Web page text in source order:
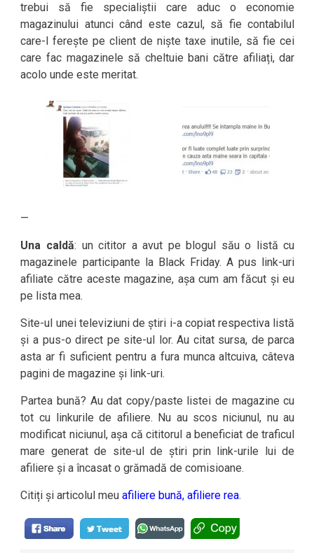
trebui să fie specialiștii care aduc o economie
magazinului atunci când este cazul, să fie contabilul
care-l ferește pe client de niște taxe inutile, să fie cei
care fac magazinele să cheltuie bani către afiliați, dar
acolo unde este meritat.
—
Una caldă: un cititor a avut pe blogul său o listă cu
magazinele participante la Black Friday. A pus link-uri
afiliate către aceste magazine, așa cum am făcut și eu
pe lista mea.
Site-ul unei televiziuni de știri i-a copiat respectiva listă
și a pus-o direct pe site-ul lor. Au citat sursa, de parca
asta ar fi suficient pentru a fura munca altcuiva, câteva
pagini de magazine și link-uri.
Partea bună? Au dat copy/paste listei de magazine cu
tot cu linkurile de afiliere. Nu au scos niciunul, nu au
modificat niciunul, așa că cititorul a beneficiat de traficul
mare generat de site-ul de știri prin link-urile lui de
afiliere și a încasat o grămadă de comisioane.
Citiți și articolul meuafiliere bună, afiliere rea.